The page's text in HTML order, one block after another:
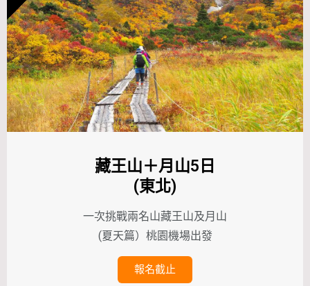
藏王山＋月山5日
(東北)
一次挑戰兩名山藏王山及月山
(夏天篇）桃園機場出發
報名截止